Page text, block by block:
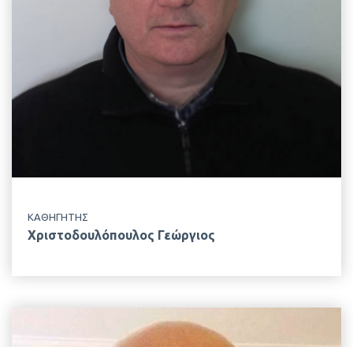
ΚΑΘΗΓΗΤΗΣ
Χριστοδουλόπουλος Γεώργιος
Κτίριο Δημακόπουλου, 1ος Όροφος
Ανατομίας & Φυσιολογίας Αγροτικών Ζώων